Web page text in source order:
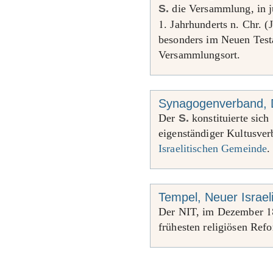
S. die Versammlung, in
1. Jahrhunderts n. Chr.
besonders im Neuen
Versammlungsort.
Synagogenverband,
Der S. konstituierte sich
eigenständiger
Israelitischen Gemeinde.
Tempel, Neuer
Der NIT, im Dezember
frühesten religiösen